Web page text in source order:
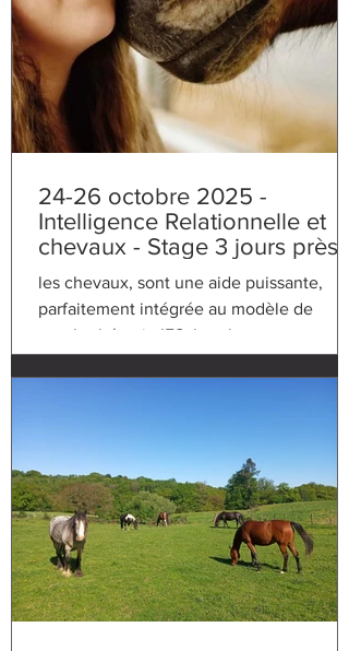
24-26 octobre 2025 -
Intelligence Relationnelle et
chevaux - Stage 3 jours près
de MONTELIMAR en Ardèche
les chevaux, sont une aide puissante,
parfaitement intégrée au modèle de
psychothérapie IFS. les chevaux, sont une
aide puissante